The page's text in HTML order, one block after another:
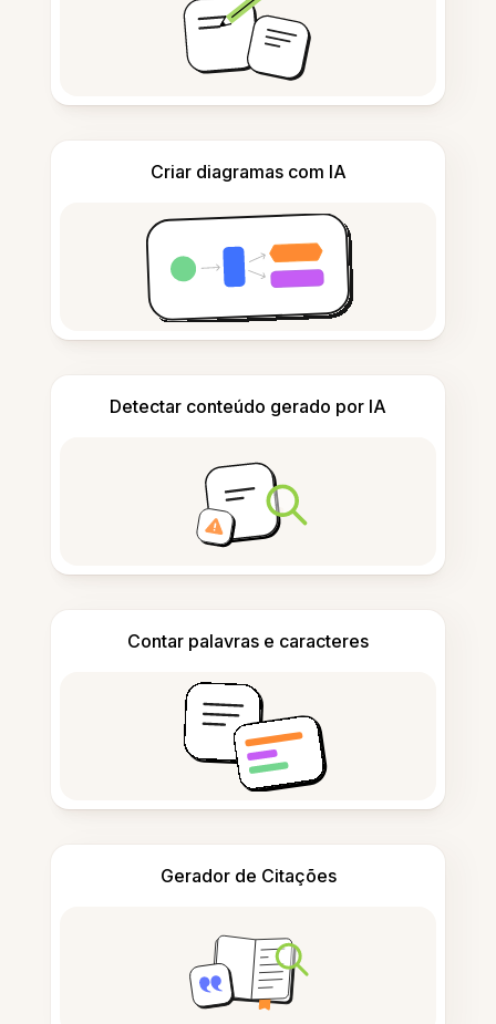
Criar diagramas com IA
Detectar conteúdo gerado por IA
Contar palavras e caracteres
Gerador de Citações